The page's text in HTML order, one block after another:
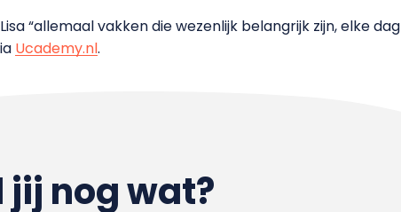
“allemaal vakken die wezenlijk belangrijk zijn, elke dag
Ucademy.nl.
jij nog wat?